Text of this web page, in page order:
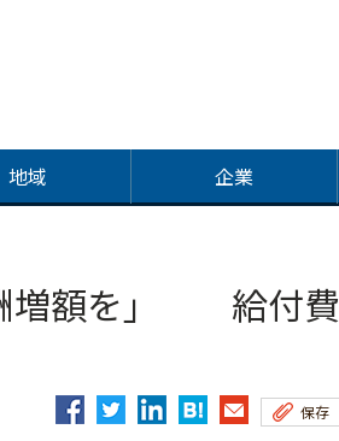
地域 企業
酬増額を」 給付費
保存